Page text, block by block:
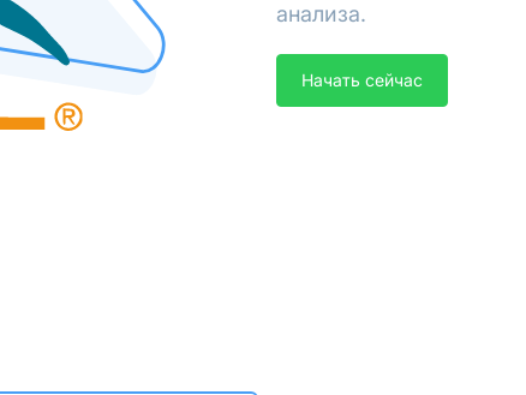
анализа.
Начать сейчас